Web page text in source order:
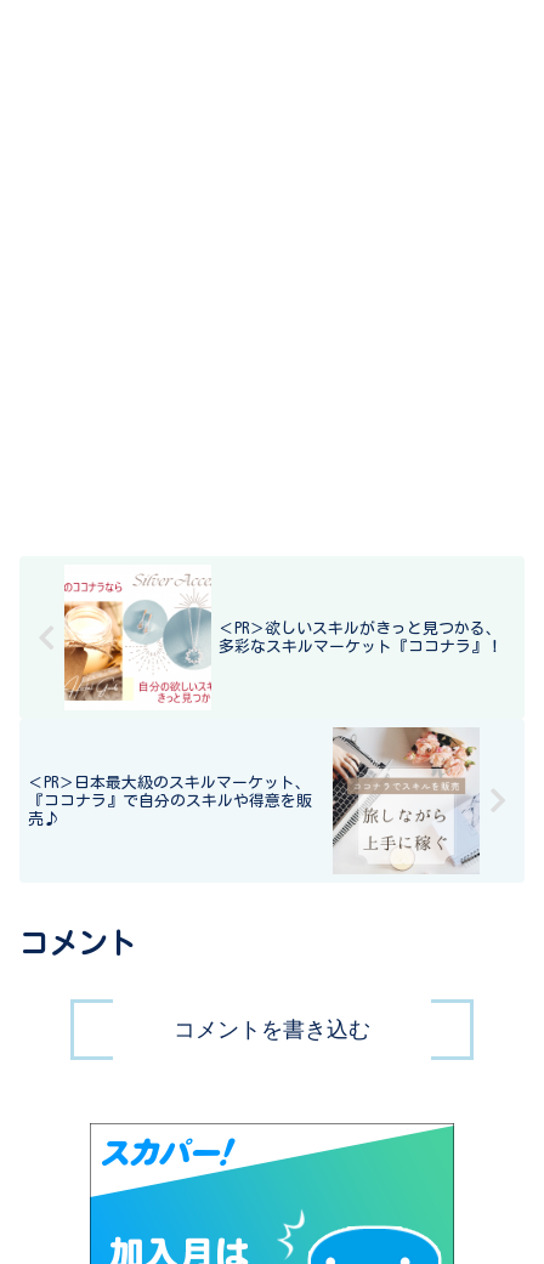
＜PR＞欲しいスキルがきっと見つかる、
多彩なスキルマーケット『ココナラ』！
＜PR＞日本最大級のスキルマーケット、
『ココナラ』で自分のスキルや得意を販
売♪
コメント
コメントを書き込む